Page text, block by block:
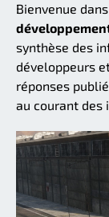
Bienvenue
synthèse des
développeurs
réponses
au courant des